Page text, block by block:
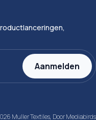
Aanmelden
Muller Textiles, DoorMediabirds